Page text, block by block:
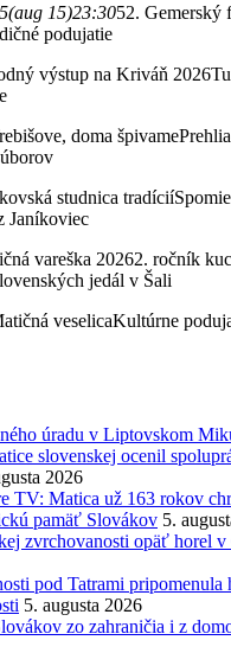
(aug 15)23:3052. Gemerský
podujatie
výstup na Kriváň 2026
doma špivame
studnica tradícií
Janíkoviec
vareška 20262. ročník
jedál v Šali
veselicaKultúrne
úradu v Liptovskom
slovenskej ocenil
2026
TV: Matica už 163 rokov
pamäť Slovákov 5.
zvrchovanosti opäť horel v
pod Tatrami pripomenula
5. augusta 2026
zo zahraničia i z